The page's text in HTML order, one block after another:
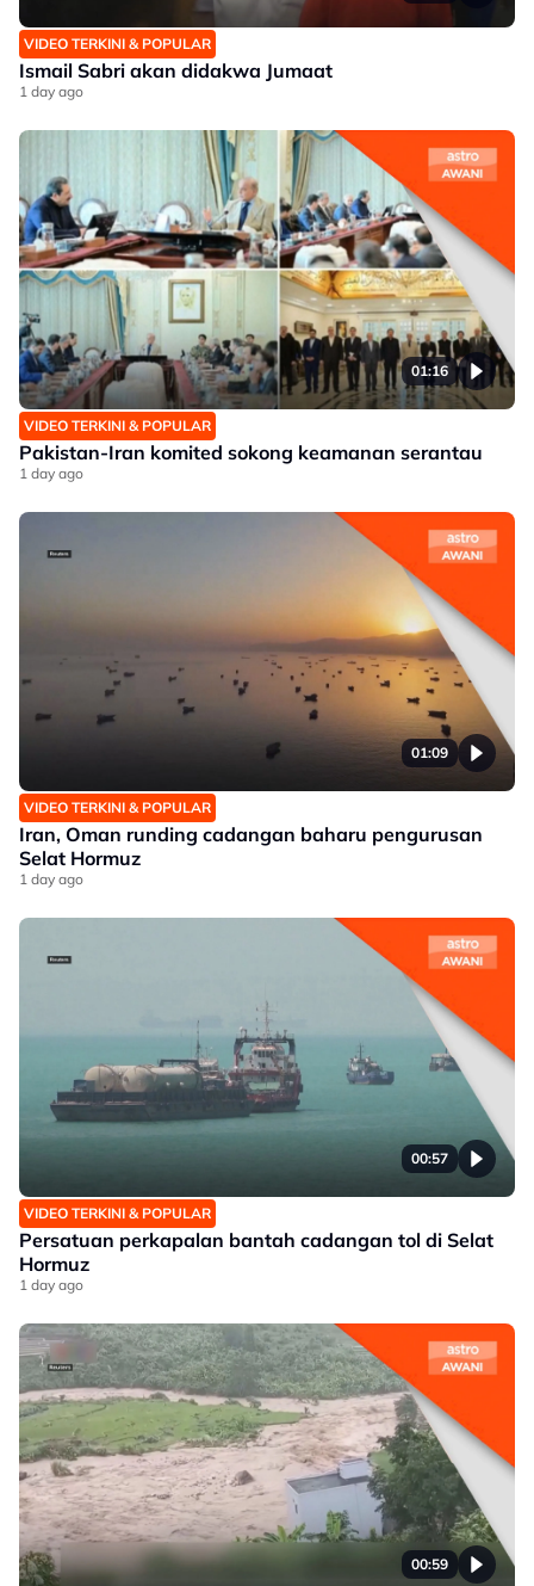
VIDEO TERKINI & POPULAR
Ismail Sabri akan didakwa Jumaat
1 day ago
01:16
VIDEO TERKINI & POPULAR
Pakistan-Iran komited sokong keamanan serantau
1 day ago
01:09
VIDEO TERKINI & POPULAR
Iran, Oman runding cadangan baharu pengurusan
Selat Hormuz
1 day ago
00:57
VIDEO TERKINI & POPULAR
Persatuan perkapalan bantah cadangan tol di Selat
Hormuz
1 day ago
00:59